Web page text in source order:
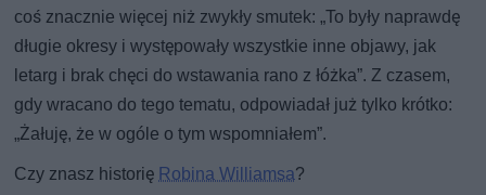
coś znacznie więcej niż zwykły smutek: „To były naprawdę
długie okresy i występowały wszystkie inne objawy, jak
letarg i brak chęci do wstawania rano z łóżka”. Z czasem,
gdy wracano do tego tematu, odpowiadał już tylko krótko:
„Żałuję, że w ogóle o tym wspomniałem”.
Czy znasz historię Robina Williamsa?